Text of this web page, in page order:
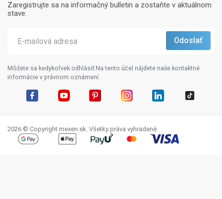
Zaregistrujte sa na informačný bulletin a zostaňte v aktuálnom
stave.
Môžete sa kedykoľvek odhlásiť.Na tento účel nájdete naše kontaktné
informácie v právnom oznámení.
2026 © Copyright mexen.sk. Všetky práva vyhradené.